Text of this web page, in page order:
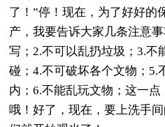
了！”停！现在，为了好好的
产，我要告诉大家几条注意
写；2.不可以乱扔垃圾；3.不
碰；4.不可破坏各个文物；5.
内；6.不能乱玩文物；这一
哦！好了，现在，要上洗手